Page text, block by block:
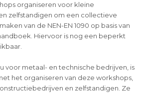
organiseren voor kleine
zelfstandigen om een collectieve
van de NEN-EN 1090 op basis van
Hiervoor is nog een beperkt
voor metaal- en technische bedrijven, is
het organiseren van deze workshops,
en zelfstandigen. Ze